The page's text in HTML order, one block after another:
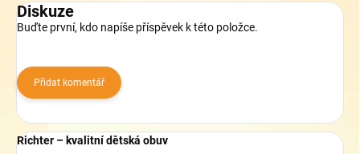
Diskuze
Buďte první, kdo napíše příspěvek k této položce.
Přidat komentář
Richter – kvalitní dětská obuv